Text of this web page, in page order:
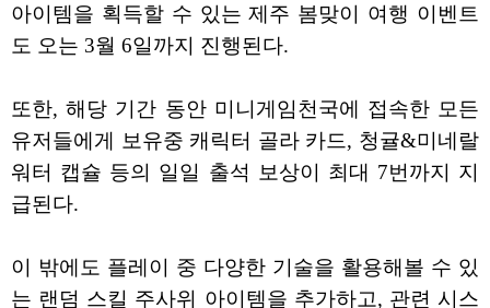
아이템을 획득할 수 있는 제주 봄맞이 여행 이벤트
도 오는 3월 6일까지 진행된다.
또한, 해당 기간 동안 미니게임천국에 접속한 모든
유저들에게 보유중 캐릭터 골라 카드, 청귤&미네랄
워터 캡슐 등의 일일 출석 보상이 최대 7번까지 지
급된다.
이 밖에도 플레이 중 다양한 기술을 활용해볼 수 있
는 랜덤 스킬 주사위 아이템을 추가하고, 관련 시스